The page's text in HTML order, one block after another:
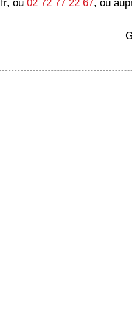
ou02 72 77 22 67, ou